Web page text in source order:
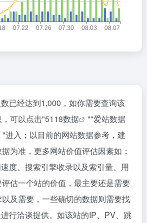
已经达到1,000，如你需要查询该
可以点击"5118数据 ""爱站数据
"进入；以目前的网站数据参考，建
为准，更多网站价值评估因素如：
度、搜索引擎收录以及索引量、用
估一个站的价值，最主要还是需要
及需要，一些确切的数据则需要找
行洽谈提供。如该站的IP、PV、跳